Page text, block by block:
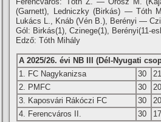
(Garnett), Ledniczky (Birkás) — Tóth
Lukács L., Knáb (Vén B.), Berényi —
Gól: Birkás(1), Czinege(1), Berényi(11-
Edző: Tóth Mihály
A 2025/26. évi NB III (Dél-Nyugati
1. FC Nagykanizsa
30 21
2. PMFC
30 20
3. Kaposvári Rákóczi FC
30 20
4. Ferencváros II.
30 17